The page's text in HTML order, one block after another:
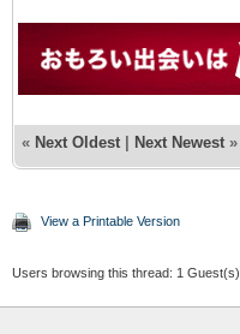
« Next Oldest | Next Newest »
View a Printable Version
Users browsing this thread: 1 Guest(s)